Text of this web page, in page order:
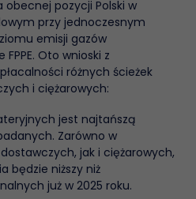
pozycji Polski w
przy jednoczesnym
emisji gazów
Oto wnioski z
różnych ścieżek
i ciężarowych:
jest najtańszą
Zarówno w
jak i ciężarowych,
będzie niższy niż
już w 2025 roku.